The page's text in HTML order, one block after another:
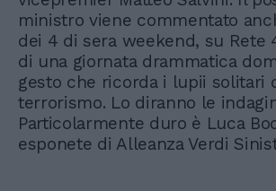
ministro viene commentato
dei 4 di sera weekend, su Rete
di una giornata drammatica
gesto che ricorda i lupii solitari
terrorismo. Lo diranno le
Particolarmente duro è Luca
esponete di Alleanza Verdi